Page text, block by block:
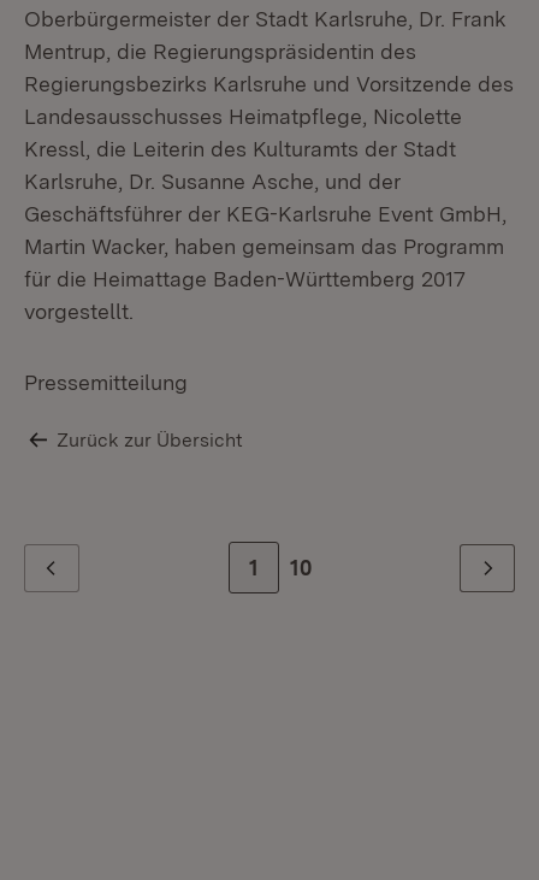
Oberbürgermeister der Stadt Karlsruhe, Dr. Frank
Mentrup, die Regierungspräsidentin des
Regierungsbezirks Karlsruhe und Vorsitzende des
Landesausschusses Heimatpflege, Nicolette
Kressl, die Leiterin des Kulturamts der Stadt
Karlsruhe, Dr. Susanne Asche, und der
Geschäftsführer der KEG-Karlsruhe Event GmbH,
Martin Wacker, haben gemeinsam das Programm
für die Heimattage Baden-Württemberg 2017
vorgestellt.
Pressemitteilung
Zurück zur Übersicht
Zur Seite
1 Zur letzten Seite
10 Weiter